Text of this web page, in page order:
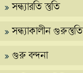
সন্ধ্যারতি স্তুতি
সন্ধ্যাকালীন গুরুস্তুতি
গুরু বন্দনা